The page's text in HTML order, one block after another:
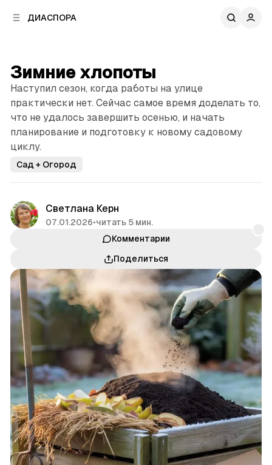
ДИАСПОРА
Зимние хлопоты
Наступил сезон, когда работы на улице
практически нет. Сейчас самое время доделать то,
что не удалось завершить осенью, и начать
планирование и подготовку к новому садовому
циклу.
Сад + Огород
Светлана Керн
07.01.2026•читать 5 мин.
Комментарии
Поделиться